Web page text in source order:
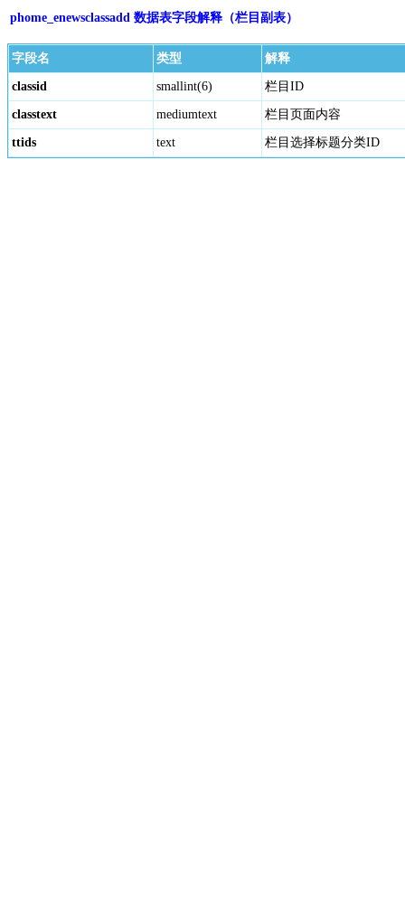
phome_enewsclassadd 数据表字段解释（栏目副表）
字段名 类型 解释
classid smallint(6) 栏目ID
classtext mediumtext 栏目页面内容
ttids text 栏目选择标题分类ID